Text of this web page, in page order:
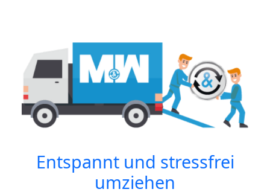
Entspannt und stressfrei
umziehen